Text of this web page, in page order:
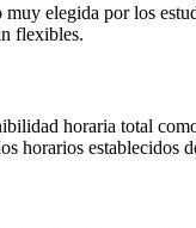
elegida por los
flexibles.
horaria total
horarios establecidos